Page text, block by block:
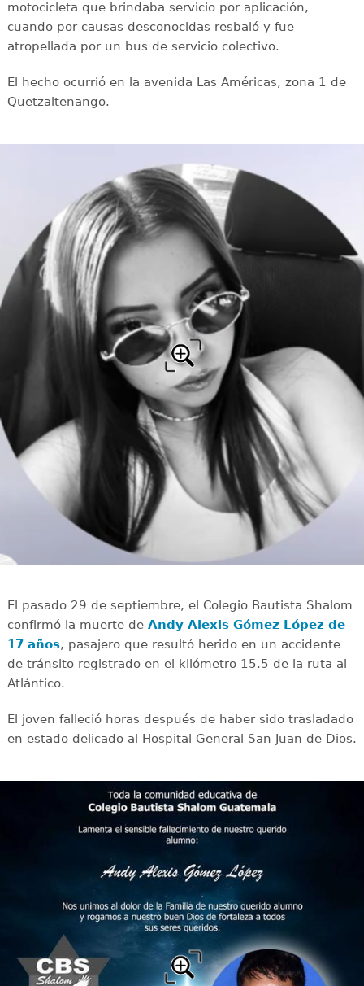
motocicleta que brindaba servicio por aplicación,
cuando por causas desconocidas resbaló y fue
atropellada por un bus de servicio colectivo.
El hecho ocurrió en la avenida Las Américas, zona 1 de
Quetzaltenango.
El pasado 29 de septiembre, el Colegio Bautista Shalom
confirmó la muerte de Andy Alexis Gómez López de
17 años, pasajero que resultó herido en un accidente
de tránsito registrado en el kilómetro 15.5 de la ruta al
Atlántico.
El joven falleció horas después de haber sido trasladado
en estado delicado al Hospital General San Juan de Dios.